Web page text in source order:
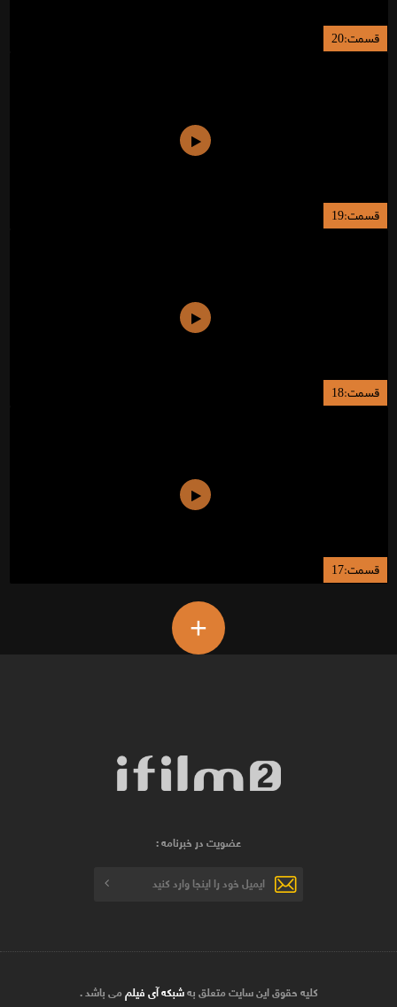
قسمت:20
قسمت:19
قسمت:18
قسمت:17
+
عضویت در خبرنامه :
کلیه حقوق این سایت متعلق بهشبکه آی فیلممی باشد .